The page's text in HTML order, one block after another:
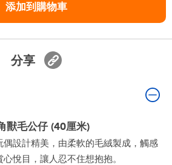
添加到購物車
分享
獸毛公仔 (40厘米)
設計精美，由柔軟的毛絨製成，觸感
悅目，讓人忍不住想抱抱。